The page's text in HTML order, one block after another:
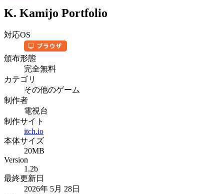
K. Kamijo Portfolio
対応OS
頒布形態
完全無料
カテゴリ
その他のゲーム
制作者
電視台
制作サイト
itch.io
本体サイズ
20MB
Version
1.2b
最終更新日
2026年 5月 28日